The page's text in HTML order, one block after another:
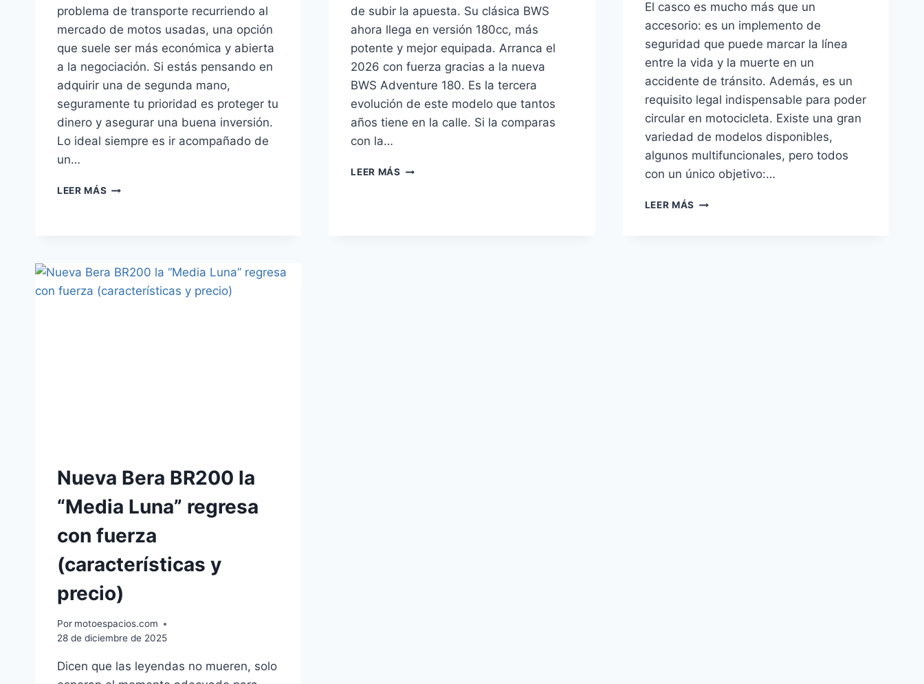
problema de transporte recurriendo al
mercado de motos usadas, una opción
que suele ser más económica y abierta
a la negociación. Si estás pensando en
adquirir una de segunda mano,
seguramente tu prioridad es proteger tu
dinero y asegurar una buena inversión.
Lo ideal siempre es ir acompañado de
un…
LEER MÁS ¡CUIDADO!
UNA
MOTO
de subir la apuesta. Su clásica BWS
ahora llega en versión 180cc, más
potente y mejor equipada. Arranca el
2026 con fuerza gracias a la nueva
BWS Adventure 180. Es la tercera
evolución de este modelo que tantos
años tiene en la calle. Si la comparas
con la…
LEER MÁS LA
El casco es mucho más que un
accesorio: es un implemento de
seguridad que puede marcar la línea
entre la vida y la muerte en un
accidente de tránsito. Además, es un
requisito legal indispensable para poder
circular en motocicleta. Existe una gran
variedad de modelos disponibles,
algunos multifuncionales, pero todos
con un único objetivo:…
LEER MÁS CASCO
Nueva Bera BR200 la
“Media Luna” regresa
con fuerza
(características y
precio)
Por motoespacios.com
28 de diciembre de 2025
Dicen que las leyendas no mueren, solo